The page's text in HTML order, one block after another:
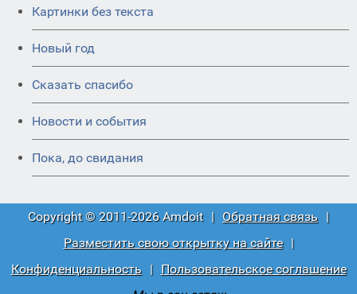
Картинки без текста
Новый год
Сказать спасибо
Новости и события
Пока, до свидания
Copyright © 2011-2026 Amdoit | Обратная связь |
Разместить свою открытку на сайте
|
Конфиденциальность
|
Пользовательское соглашение